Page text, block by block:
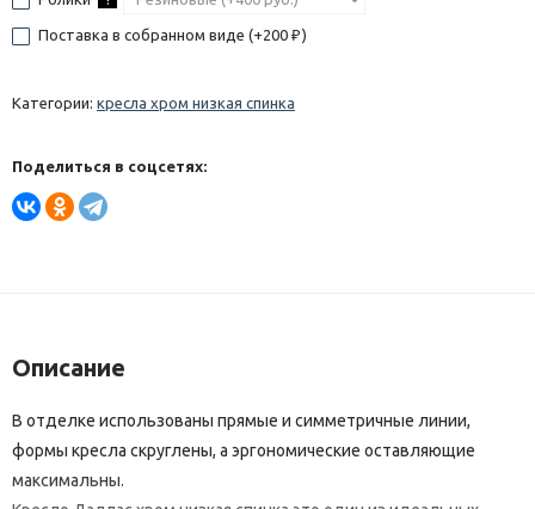
Поставка в собранном виде (+200 ₽ )
Категории: кресла хром низкая спинка
Поделиться в соцсетях:
Описание
В отделке использованы прямые и симметричные линии,
формы кресла скруглены, а эргономические оставляющие
максимальны.